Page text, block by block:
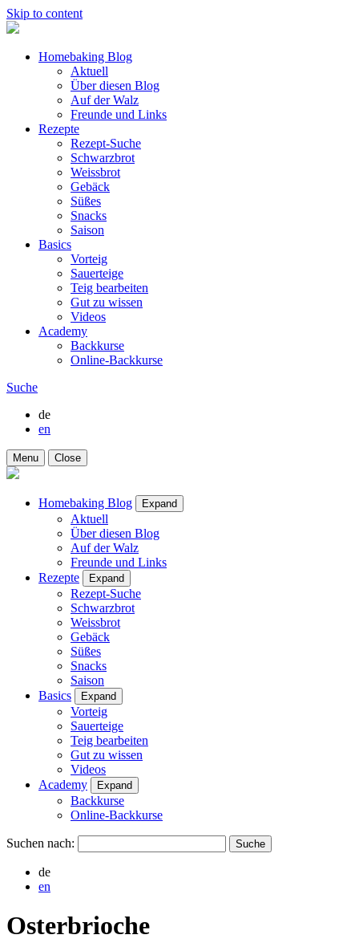
Skip to content
Homebaking Blog
Aktuell
Über diesen Blog
Auf der Walz
Freunde und Links
Rezepte
Rezept-Suche
Schwarzbrot
Weissbrot
Gebäck
Süßes
Snacks
Saison
Basics
Vorteig
Sauerteige
Teig bearbeiten
Gut zu wissen
Videos
Academy
Backkurse
Online-Backkurse
Suche
de
en
Menu Close
Homebaking Blog Expand
Aktuell
Über diesen Blog
Auf der Walz
Freunde und Links
Rezepte
Expand
Rezept-Suche
Schwarzbrot
Weissbrot
Gebäck
Süßes
Snacks
Saison
Basics
Expand
Vorteig
Sauerteige
Teig bearbeiten
Gut zu wissen
Videos
Academy
Expand
Backkurse
Online-Backkurse
Suchen nach:
de
en
Osterbrioche